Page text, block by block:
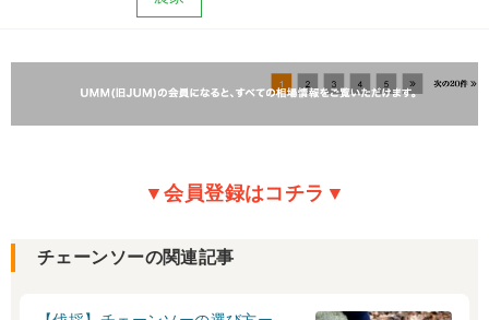
▼会員登録はコチラ▼
チェーンソーの関連記事